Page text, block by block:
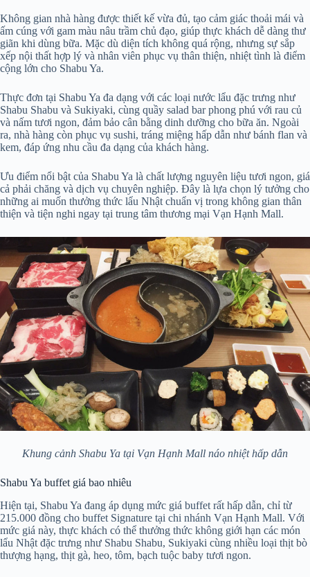
Không gian nhà hàng được thiết kế vừa đủ, tạo cảm giác thoải mái và
ấm cúng với gam màu nâu trầm chủ đạo, giúp thực khách dễ dàng thư
giãn khi dùng bữa. Mặc dù diện tích không quá rộng, nhưng sự sắp
xếp nội thất hợp lý và nhân viên phục vụ thân thiện, nhiệt tình là điểm
cộng lớn cho Shabu Ya.
Thực đơn tại Shabu Ya đa dạng với các loại nước lẩu đặc trưng như
Shabu Shabu và Sukiyaki, cùng quầy salad bar phong phú với rau củ
và nấm tươi ngon, đảm bảo cân bằng dinh dưỡng cho bữa ăn. Ngoài
ra, nhà hàng còn phục vụ sushi, tráng miệng hấp dẫn như bánh flan và
kem, đáp ứng nhu cầu đa dạng của khách hàng.
Ưu điểm nổi bật của Shabu Ya là chất lượng nguyên liệu tươi ngon, giá
cả phải chăng và dịch vụ chuyên nghiệp. Đây là lựa chọn lý tưởng cho
những ai muốn thưởng thức lẩu Nhật chuẩn vị trong không gian thân
thiện và tiện nghi ngay tại trung tâm thương mại Vạn Hạnh Mall.
Khung cảnh Shabu Ya tại Vạn Hạnh Mall náo nhiệt hấp dẫn
Shabu Ya buffet giá bao nhiêu
Hiện tại, Shabu Ya đang áp dụng mức giá buffet rất hấp dẫn, chỉ từ
215.000 đồng cho buffet Signature tại chi nhánh Vạn Hạnh Mall. Với
mức giá này, thực khách có thể thưởng thức không giới hạn các món
lẩu Nhật đặc trưng như Shabu Shabu, Sukiyaki cùng nhiều loại thịt bò
thượng hạng, thịt gà, heo, tôm, bạch tuộc baby tươi ngon.